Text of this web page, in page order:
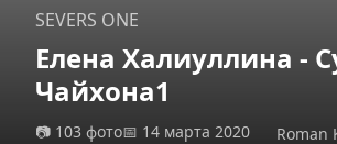
SEVERS ONE
Елена Халиуллина -
Чайхона1
📷 103 фото📅 14 марта 2020 Roman